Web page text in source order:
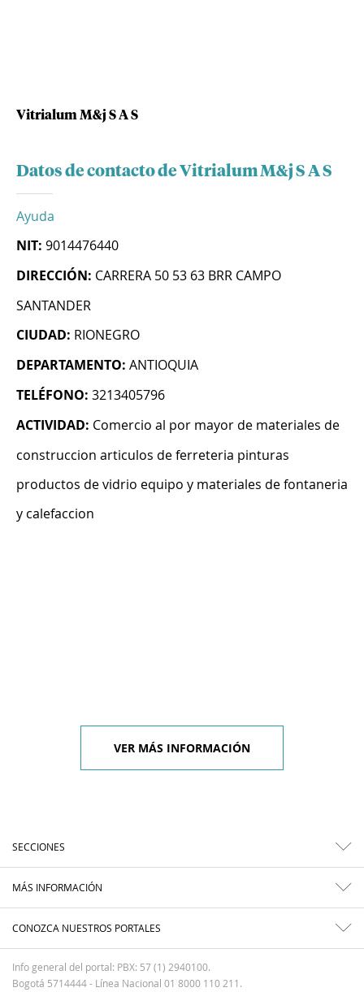
Vitrialum M&j S A S
Datos de contacto de Vitrialum M&j S A S
Ayuda
NIT: 9014476440
DIRECCIÓN: CARRERA 50 53 63 BRR CAMPO
SANTANDER
CIUDAD: RIONEGRO
DEPARTAMENTO: ANTIOQUIA
TELÉFONO: 3213405796
ACTIVIDAD: Comercio al por mayor de materiales de
construccion articulos de ferreteria pinturas
productos de vidrio equipo y materiales de fontaneria
y calefaccion
VER MÁS INFORMACIÓN
SECCIONES
MÁS INFORMACIÓN
CONOZCA NUESTROS PORTALES
Info general del portal: PBX: 57 (1) 2940100.
Bogotá 5714444 - Línea Nacional 01 8000 110 211.